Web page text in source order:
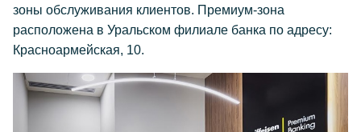
зоны обслуживания клиентов. Премиум-зона
расположена в Уральском филиале банка по адресу:
Красноармейская, 10.